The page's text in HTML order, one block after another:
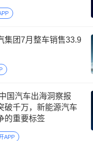
集团7月整车销售33.9
国汽车出海洞察报
破千万，新能源汽车
的重要标签
APP